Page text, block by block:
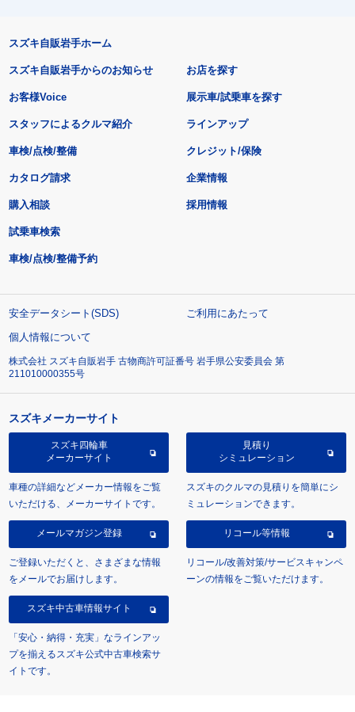
スズキ自販岩手ホーム
スズキ自販岩手からのお知らせ
お客様Voice
スタッフによるクルマ紹介
お店を探す
展示車/試乗車を探す
ラインアップ
車検/点検/整備 クレジット/保険
カタログ請求
購入相談
試乗車検索
車検/点検/整備予約
企業情報
採用情報
安全データシート(SDS)
ご利用にあたって
個人情報について
株式会社 スズキ自販岩手 古物商許可証番号 岩手県公安委員会 第
211010000355号
スズキメーカーサイト
スズキ四輪車
メーカーサイト
車種の詳細などメーカー情報をご覧
いただける、メーカーサイトです。
見積り
シミュレーション
スズキのクルマの見積りを簡単にシ
ミュレーションできます。
メールマガジン登録
ご登録いただくと、さまざまな情報
をメールでお届けします。
リコール等情報
リコール/改善対策/サービスキャンペ
ーンの情報をご覧いただけます。
スズキ中古車情報サイト
「安心・納得・充実」なラインアッ
プを揃えるスズキ公式中古車検索サ
イトです。